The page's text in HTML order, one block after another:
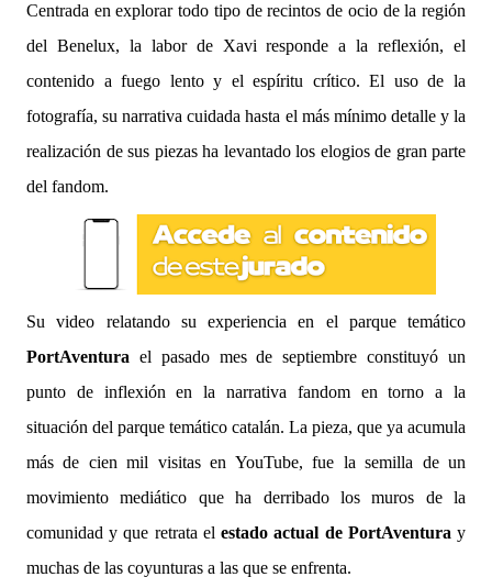
Centrada en explorar todo tipo de recintos de ocio de la región
del Benelux, la labor de Xavi responde a la reflexión, el
contenido a fuego lento y el espíritu crítico. El uso de la
fotografía, su narrativa cuidada hasta el más mínimo detalle y la
realización de sus piezas ha levantado los elogios de gran parte
del fandom.
Su video relatando su experiencia en el parque temático
PortAventura el pasado mes de septiembre constituyó un
punto de inflexión en la narrativa fandom en torno a la
situación del parque temático catalán. La pieza, que ya acumula
más de cien mil visitas en YouTube, fue la semilla de un
movimiento mediático que ha derribado los muros de la
comunidad y que retrata elestado actual de PortAventura y
muchas de las coyunturas a las que se enfrenta.